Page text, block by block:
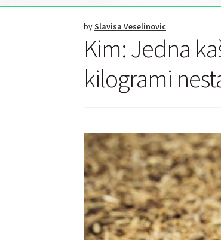
bySlavisa Veselinovic
Kim: Jedna
kilogrami